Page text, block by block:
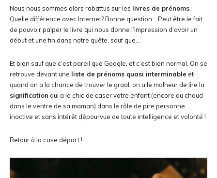
Nous nous sommes alors rabattus sur les livres de prénoms
Quelle différence avec Internet? Bonne question… Peut être le fait
de pouvoir palper le livre qui nous donne l’impression d’avoir un
début et une fin dans notre quête, sauf que…
Et bien sauf que c’est pareil que Google, et c’est bien normal. On se
retrouve devant une liste de prénoms quasi interminable et
quand on a la chance de trouver le graal, on a le malheur de lire la
signification qui a le chic de caser votre enfant (encore au chaud
dans le ventre de sa maman) dans le rôle de pire personne
inactive et sans intérêt dépourvue de toute intelligence et volonté !
Retour à la case départ !